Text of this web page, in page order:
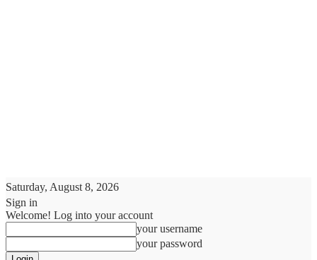
Saturday, August 8, 2026
Sign in
Welcome! Log into your account
your username
your password